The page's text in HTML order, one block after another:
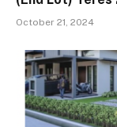
October 21, 2024